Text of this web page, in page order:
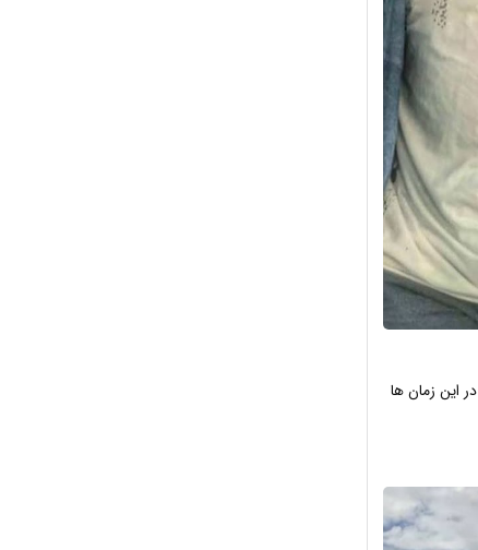
این زمان ها